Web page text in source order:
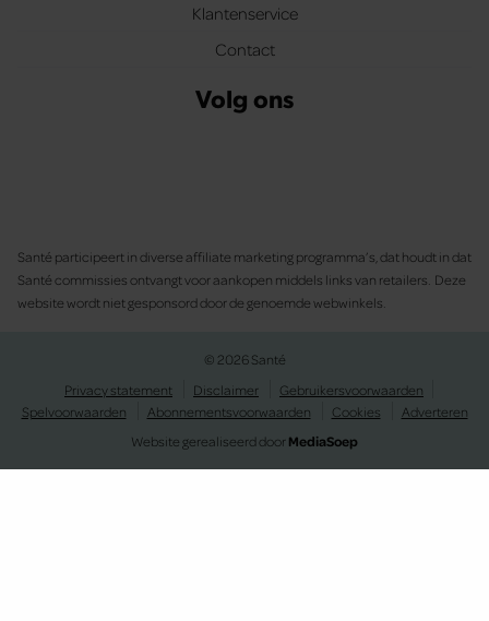
Klantenservice
Contact
Volg ons
Santé participeert in diverse affiliate marketing programma’s, dat houdt in dat
Santé commissies ontvangt voor aankopen middels links van retailers. Deze
website wordt niet gesponsord door de genoemde webwinkels.
© 2026 Santé
Privacy statement
Disclaimer
Gebruikersvoorwaarden
Spelvoorwaarden
Abonnementsvoorwaarden Cookies
Adverteren
Website gerealiseerd doorMediaSoep